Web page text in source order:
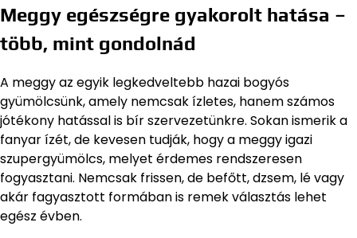
Meggy egészségre gyakorolt hatása –
több, mint gondolnád
A meggy az egyik legkedveltebb hazai bogyós
gyümölcsünk, amely nemcsak ízletes, hanem számos
jótékony hatással is bír szervezetünkre. Sokan ismerik a
fanyar ízét, de kevesen tudják, hogy a meggy igazi
szupergyümölcs, melyet érdemes rendszeresen
fogyasztani. Nemcsak frissen, de befőtt, dzsem, lé vagy
akár fagyasztott formában is remek választás lehet
egész évben.